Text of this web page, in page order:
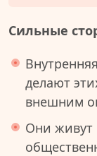
Сильные
делают
внешним
Они живут